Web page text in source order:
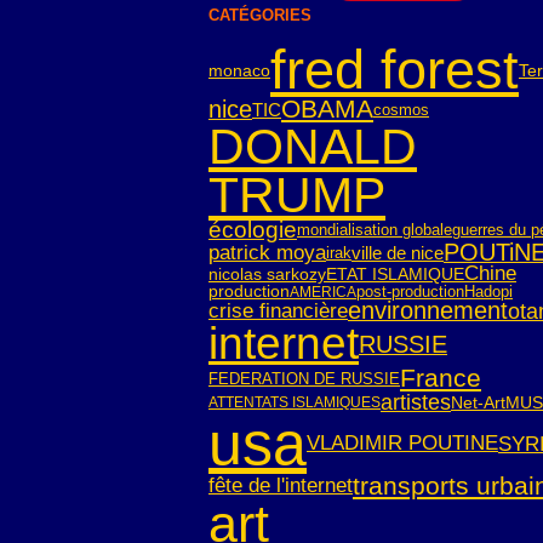
CATÉGORIES
monacofred forest
niceTICOBAMAcosmos
DONALD
TRUMP
écologiemondialisation globaleguerres du
patrick moyairakville de nice
nicolas sarkozyETAT ISLAMIQUEChine
productionAMERICApost-productionHadopi
crise financièreenvironnement
internetRUSSIE
FEDERATION DE RUSSIEFrance
ATTENTATS ISLAMIQUESartistesNet-Art
usaVLADIMIR POUTINE
fête de l'internettransports
art